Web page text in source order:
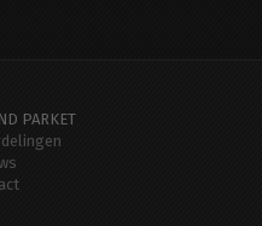
PARKET